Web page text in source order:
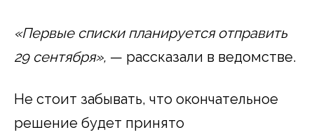
«Первые списки планируется отправить
29 сентября», — рассказали в ведомстве.
Не стоит забывать, что окончательное
решение будет принято